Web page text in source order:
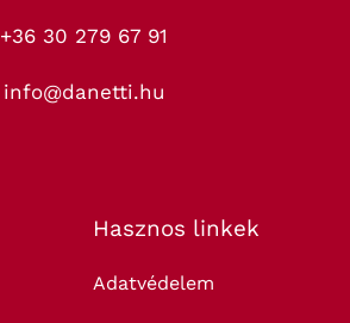
+36 30 279 67 91
info@danetti.hu
Hasznos linkek
Adatvédelem